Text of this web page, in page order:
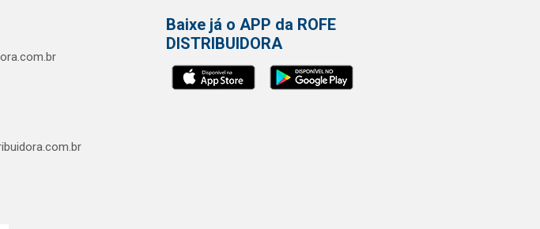
Baixe já o APP da ROFE
DISTRIBUIDORA